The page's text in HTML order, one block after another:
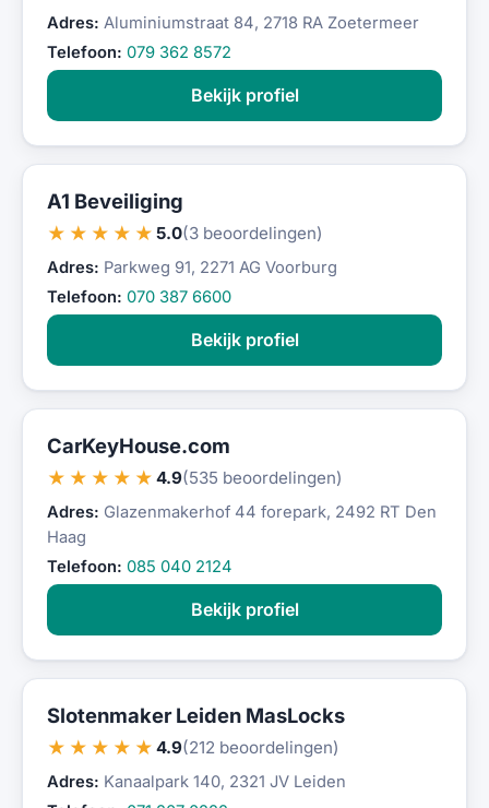
Adres: Aluminiumstraat 84, 2718 RA Zoetermeer
Telefoon: 079 362 8572
Bekijk profiel
A1 Beveiliging
★★★★★ 5.0(3 beoordelingen)
Adres: Parkweg 91, 2271 AG Voorburg
Telefoon: 070 387 6600
Bekijk profiel
CarKeyHouse.com
★★★★★ 4.9(535 beoordelingen)
Adres: Glazenmakerhof 44 forepark, 2492 RT Den
Haag
Telefoon: 085 040 2124
Bekijk profiel
Slotenmaker Leiden MasLocks
★★★★★ 4.9(212 beoordelingen)
Adres: Kanaalpark 140, 2321 JV Leiden